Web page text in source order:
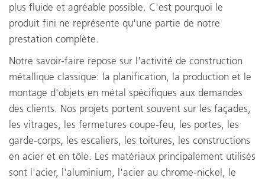
plus fluide et agréable possible. C'est pourquoi le
produit fini ne représente qu'une partie de notre
prestation complète.
Notre savoir-faire repose sur l'activité de construction
métallique classique: la planification, la production et le
montage d'objets en métal spécifiques aux demandes
des clients. Nos projets portent souvent sur les façades,
les vitrages, les fermetures coupe-feu, les portes, les
garde-corps, les escaliers, les toitures, les constructions
en acier et en tôle. Les matériaux principalement utilisés
sont l'acier, l'aluminium, l'acier au chrome-nickel, le